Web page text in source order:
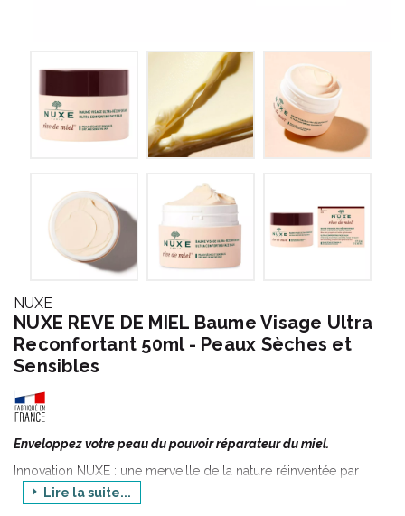
NUXE
NUXE REVE DE MIEL Baume Visage Ultra
Reconfortant 50ml - Peaux Sèches et
Sensibles
Enveloppez votre peau du pouvoir réparateur du miel.
Innovation NUXE : une merveille de la nature réinventée par
NUXELire la suite...